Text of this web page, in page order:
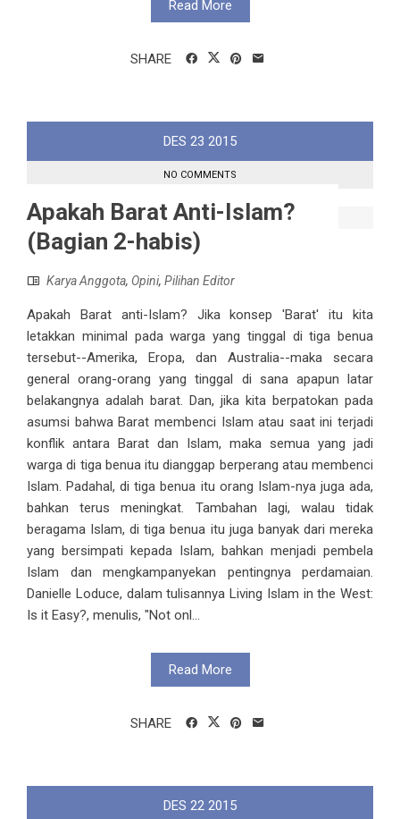
Read More
SHARE
DES 23 2015
NO COMMENTS
Apakah Barat Anti-Islam?
(Bagian 2-habis)
Karya Anggota, Opini, Pilihan Editor
Apakah Barat anti-Islam? Jika konsep 'Barat' itu kita
letakkan minimal pada warga yang tinggal di tiga benua
tersebut--Amerika, Eropa, dan Australia--maka secara
general orang-orang yang tinggal di sana apapun latar
belakangnya adalah barat. Dan, jika kita berpatokan pada
asumsi bahwa Barat membenci Islam atau saat ini terjadi
konflik antara Barat dan Islam, maka semua yang jadi
warga di tiga benua itu dianggap berperang atau membenci
Islam. Padahal, di tiga benua itu orang Islam-nya juga ada,
bahkan terus meningkat. Tambahan lagi, walau tidak
beragama Islam, di tiga benua itu juga banyak dari mereka
yang bersimpati kepada Islam, bahkan menjadi pembela
Islam dan mengkampanyekan pentingnya perdamaian.
Danielle Loduce, dalam tulisannya Living Islam in the West:
Is it Easy?, menulis, "Not onl...
Read More
SHARE
DES 22 2015